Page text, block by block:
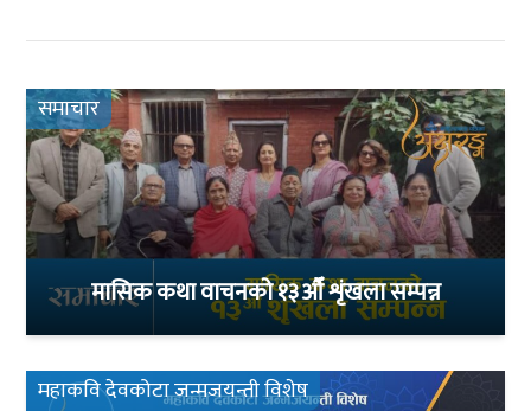
समाचार
मासिक कथा वाचनको १३औँ शृंखला सम्पन्न
महाकवि देवकोटा जन्मजयन्ती विशेष